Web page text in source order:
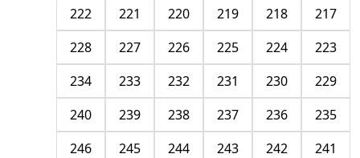
217
218
219
220
221
222
223
224
225
226
227
228
229
230
231
232
233
234
235
236
237
238
239
240
241
242
243
244
245
246